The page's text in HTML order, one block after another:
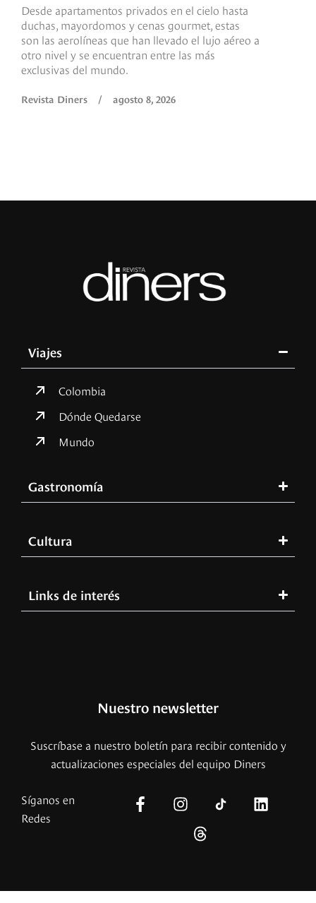
Desde apartamentos privados en el cielo hasta
duchas, mayordomos y cenas gourmet, estas
son las aerolíneas que han llevado el lujo aéreo a
otro nivel y se encuentran entre las más
exclusivas del mundo.
Revista Diners / agosto 8, 2026
Viajes
Colombia
Dónde Quedarse
Mundo
Gastronomía
Cultura
Links de interés
Nuestro newsletter
Suscríbase a nuestro boletín para recibir contenido y
actualizaciones especiales del equipo Diners
Síganos en
Redes